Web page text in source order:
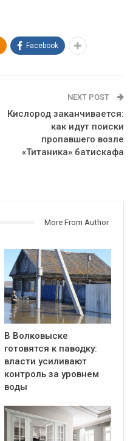
Facebook
NEXT POST
Кислород заканчивается:
как идут поиски
пропавшего возле
«Титаника» батискафа
More From Author
В Волковыске
готовятся к паводку:
власти усиливают
контроль за уровнем
воды